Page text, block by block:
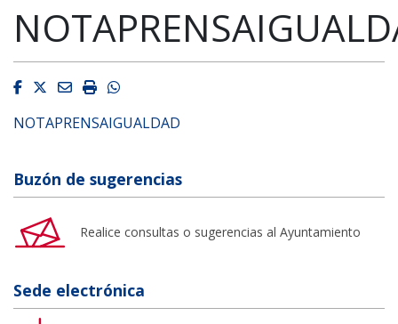
Facebook
Twitter
EmailImprimirWhatsapp
NOTAPRENSAIGUALDAD
Buzón de sugerencias
Realice consultas o sugerencias al Ayuntamiento
Sede electrónica